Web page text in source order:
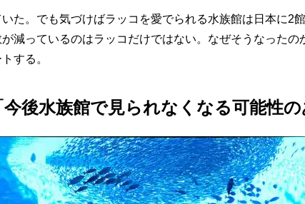
た。でも気づけばラッコを愛でられる水族館は日本に2
減っているのはラッコだけではない。なぜそうなったの
する。
後水族館で見られなくなる可能性の